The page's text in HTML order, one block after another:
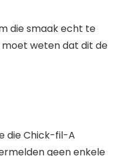
die smaak echt te
moet weten dat dit de
die Chick-fil-A
geen enkele